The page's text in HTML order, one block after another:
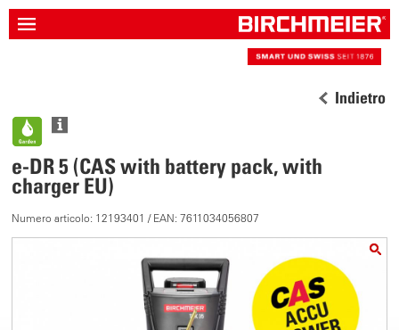
Indietro
e-DR 5 (CAS with battery pack, with
charger EU)
Numero articolo: 12193401 / EAN: 7611034056807